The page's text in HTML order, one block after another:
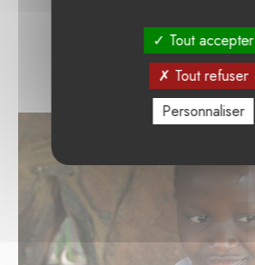
Tout accepter
Tout refuser
Personnaliser